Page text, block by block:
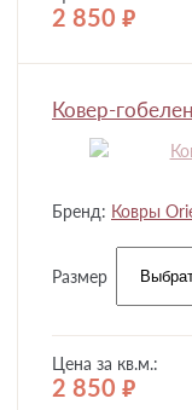
2 850 руб.
Ковер-
Бренд: Ковры
Размер
Цена за кв.м.:
2 850 руб.